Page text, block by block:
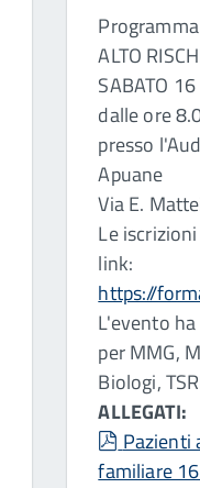
ALTO
SABATO
dalle ore
presso
Apuane
Via E.
Le
link:
https://
L'evento
per MMG,
Biologi,
ALLEGATI:
pdf
Pazienti
familiare